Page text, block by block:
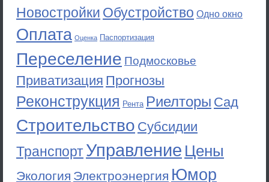
Новостройки Обустройство Одно окно
Оплата Оценка Паспортизация
Переселение Подмосковье
Приватизация Прогнозы
Реконструкция Рента Риелторы Сад
Строительство Субсидии
ТранспортУправление Цены
Экология Электроэнергия Юмор